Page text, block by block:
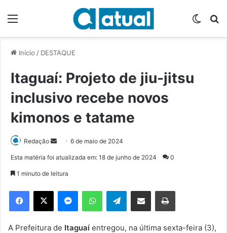
Início / DESTAQUE
Itaguaí: Projeto de jiu-jitsu
inclusivo recebe novos
kimonos e tatame
Redação
d
e
m
e
6 de maio de 2024
Esta matéria foi atualizada em: 18 de junho de 2024 0
1 minuto de leitura
Telegram
A Prefeitura de Itaguaí entregou, na última sexta-feira (3),